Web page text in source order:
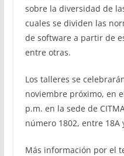
sobre la diversidad de
cuales se dividen las
de software a partir de
entre otras.
Los talleres se
noviembre próximo, en
p.m. en la sede de
número 1802, entre 18A
Más información por el